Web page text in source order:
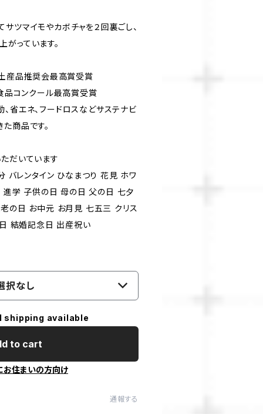
ツマイモやカボチャを２回裏ごし、
っています。
産品推奨会最高賞受賞
コンクール最高賞受賞
省エネ、フードロスなどサステナビ
商品です。
だいています
レンタイン ひなまつり 花見 ホワ
学 子供の日 母の日 父の日 七夕
の日 お中元 お月見 七五三 クリス
結婚記念日 出産祝い
択なし
shipping available
to cart
お住まいの方向け
通報する